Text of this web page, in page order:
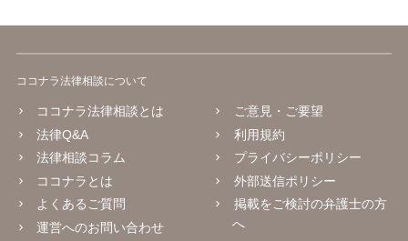
ココナラ法律相談について
ココナラ法律相談とは
法律Q&A
法律相談コラム
ココナラとは
よくあるご質問
運営へのお問い合わせ
ご意見・ご要望
利用規約
プライバシーポリシー
外部送信ポリシー
掲載をご検討の弁護士の方
へ